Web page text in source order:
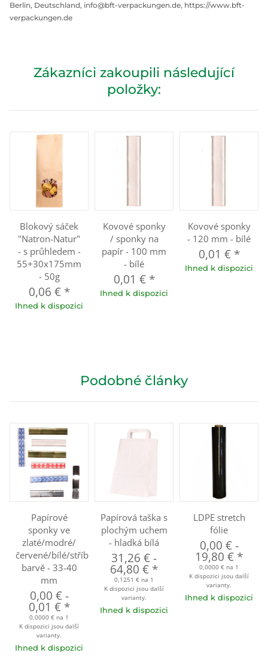
Berlin, Deutschland, info@bft-verpackungen.de, https://www.bft-
verpackungen.de
Zákazníci zakoupili následující
položky:
Blokový sáček
"Natron-Natur"
- s průhledem -
55+30x175mm
- 50g
0,06 € *
Ihned k dispozici
Kovové sponky
/ sponky na
papír - 100 mm
- bílé
0,01 € *
Ihned k dispozici
Kovové sponky
- 120 mm - bílé
0,01 € *
Ihned k dispozici
Podobné články
Papírové
sponky ve
zlaté/modré/
červené/bílé/stříbrné
barvě - 33-40
mm
0,00 €-
0,01 € *
0,0000 € na 1
K dispozici jsou další
varianty.
Ihned k dispozici
Papírová taška s
plochým uchem
- hladká bílá
31,26 €-
64,80 € *
0,1251 € na 1
K dispozici jsou další
varianty.
Ihned k dispozici
LDPE stretch
fólie
0,00 €-
19,80 € *
0,0000 € na 1
K dispozici jsou další
varianty.
Ihned k dispozici